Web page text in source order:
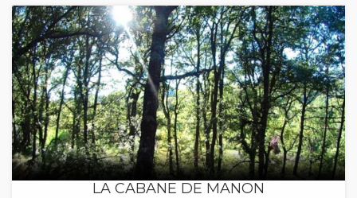
LA CABANE DE MANON